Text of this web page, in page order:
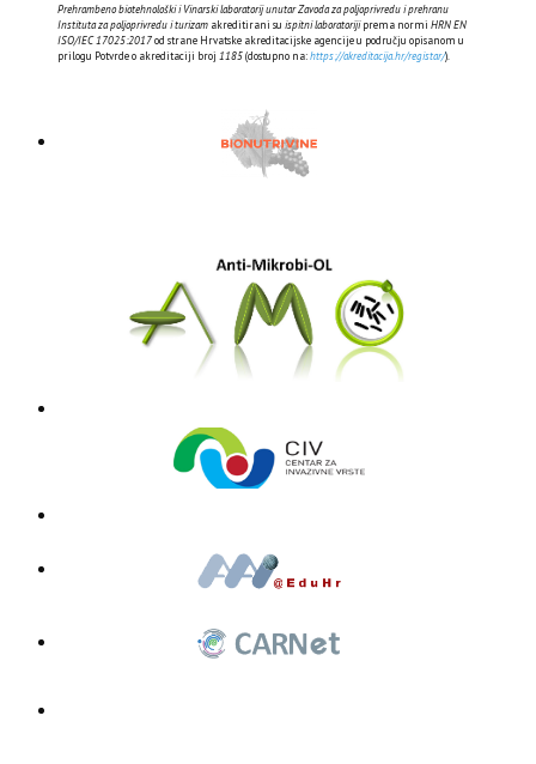
Prehrambeno biotehnološki i Vinarski laboratorij unutar Zavoda za poljoprivredu i prehranu
Instituta za poljoprivredu i turizam akreditirani su ispitni laboratorijiprema normi HRN EN
ISO/IEC 17025:2017od strane Hrvatske akreditacijske agencije u području opisanom u
prilogu Potvrde o akreditaciji broj 1185(dostupno na:https://akreditacija.hr/registar/).